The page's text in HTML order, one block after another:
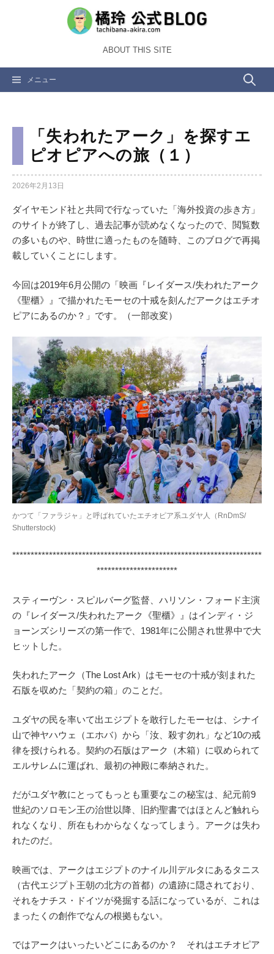
ツ
ABOUT THIS SITE
メニュー 検
「失われたアーク」を探すエ
ピオピアへの旅（１）
2026年2月13日
ダイヤモンド社と共同で行なっていた「海外投資の歩き方」
のサイトが終了し、過去記事が読めなくなったので、閲覧数
の多いものや、時世に適ったものを随時、このブログで再掲
載していくことにします。
今回は2019年6月公開の「映画『レイダース/失われたアーク
《聖櫃》』で描かれたモーセの十戒を刻んだアークはエチオ
ピアにあるのか？」です。（一部改変）
かつて「ファラジャ」と呼ばれていたエチオピア系ユダヤ人（RnDmS/
Shutterstock)
********************************************************************
**********************
スティーヴン・スピルバーグ監督、ハリソン・フォード主演
の『レイダース/失われたアーク《聖櫃》』はインディ・ジ
ョーンズシリーズの第一作で、1981年に公開され世界中で大
ヒットした。
失われたアーク（The Lost Ark）はモーセの十戒が刻まれた
石版を収めた「契約の箱」のことだ。
ユダヤの民を率いて出エジプトを敢行したモーセは、シナイ
山で神ヤハウェ（エホバ）から「汝、殺す勿れ」など10の戒
律を授けられる。契約の石版はアーク（木箱）に収められて
エルサレムに運ばれ、最初の神殿に奉納された。
だがユダヤ教にとってもっとも重要なこの秘宝は、紀元前9
世紀のソロモン王の治世以降、旧約聖書ではほとんど触れら
れなくなり、所在もわからなくなってしまう。アークは失わ
れたのだ。
映画では、アークはエジプトのナイル川デルタにあるタニス
（古代エジプト王朝の北方の首都）の遺跡に隠されており、
それをナチス・ドイツが発掘する話になっているが、これは
まったくの創作でなんの根拠もない。
ではアークはいったいどこにあるのか？ それはエチオピア